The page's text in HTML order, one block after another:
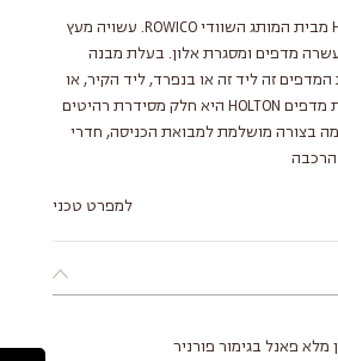
ספריית מדפים HOLTON מבית המותג השוודי ROWICO. עשויה מעץ
מדפים ומסגרת אלון. בעלת מבנה
המדפים זה ליד זה או בנפרד, ליד הקיר, או
כמחיצת חדרים. ספריית מדפים HOLTON היא חלק מסידרת רהיטים
בצורה מושלמת למבואת הכניסה, חדרי
הרכבה
למפרט טכני
פאנל בגימור פורניר